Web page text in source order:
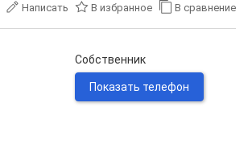
Написать В избранное В сравнение
Собственник
Показать телефон